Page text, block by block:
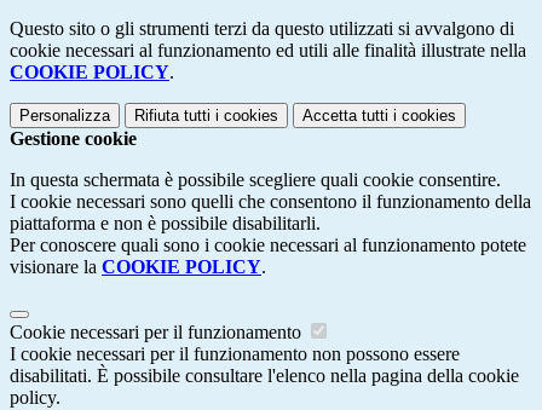
Questo sito o gli strumenti terzi da questo utilizzati si avvalgono di
cookie necessari al funzionamento ed utili alle finalità illustrate nella
COOKIE POLICY.
Personalizza Rifiuta tutti i cookies Accetta tutti i cookies
Gestione cookie
In questa schermata è possibile scegliere quali cookie consentire.
I cookie necessari sono quelli che consentono il funzionamento della
piattaforma e non è possibile disabilitarli.
Per conoscere quali sono i cookie necessari al funzionamento potete
visionare la COOKIE POLICY.
Cookie necessari per il funzionamento
I cookie necessari per il funzionamento non possono essere
disabilitati. È possibile consultare l'elenco nella pagina della cookie
policy.